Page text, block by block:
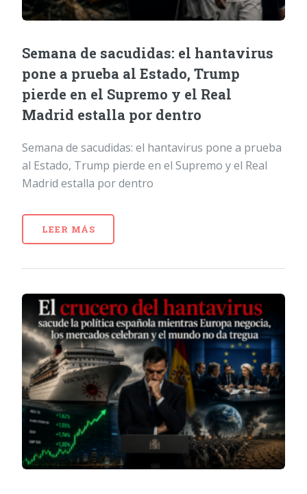
Semana de sacudidas: el hantavirus
pone a prueba al Estado, Trump
pierde en el Supremo y el Real
Madrid estalla por dentro
Semana de sacudidas: el hantavirus pone a prueba
al Estado, Trump pierde en el Supremo y el Real
Madrid estalla por dentro
LEER MÁS